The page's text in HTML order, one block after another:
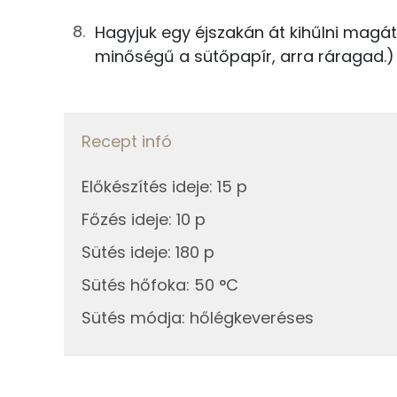
Összesen
Ásványi anyagok
Összesen
Hagyjuk egy éjszakán át kihűlni
minőségű a sütőpapír, arra ráragad.)
Recept infó
Előkészítés ideje: 15 p
Főzés ideje: 10 p
Sütés ideje: 180 p
Sütés hőfoka: 50 °C
Sütés módja: hőlégkeveréses